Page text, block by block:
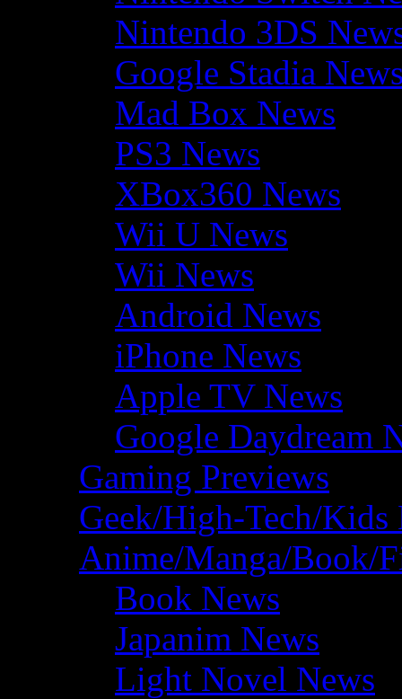
Nintendo 3DS
Google Stadia
Mad Box News
PS3 News
XBox360 News
Wii U News
Wii News
Android News
iPhone News
Apple TV News
Google Daydream
Gaming Previews
Geek/High-Tech/Kids
Anime/Manga/Book/
Book News
Japanim News
Light Novel News